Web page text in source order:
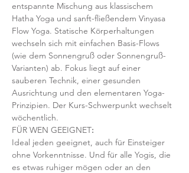
entspannte Mischung aus klassischem
Hatha Yoga und sanft-fließendem Vinyasa
Flow Yoga. Statische Körperhaltungen
wechseln sich mit einfachen Basis-Flows
(wie dem Sonnengruß oder Sonnengruß-
Varianten) ab. Fokus liegt auf einer
sauberen Technik, einer gesunden
Ausrichtung und den elementaren Yoga-
Prinzipien. Der Kurs-Schwerpunkt wechselt
wöchentlich.
FÜR WEN GEEIGNET:
Ideal jeden geeignet, auch für Einsteiger
ohne Vorkenntnisse. Und für alle Yogis, die
es etwas ruhiger mögen oder an den